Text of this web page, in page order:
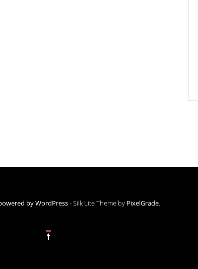
by WordPress-Silk Lite Theme by PixelGrade.